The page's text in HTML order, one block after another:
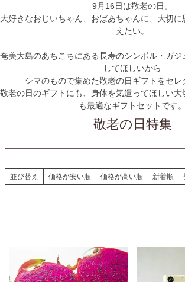
9月16日は敬老の日。
大好きなおじいちゃん、おばあちゃんに、大切
えたい。
奄美大島のあちこちにある長寿のシンボル・ガジ
してほしいから
シマのもので集めた敬老の日ギフトをセレ
敬老の日のギフトにも、身体を気遣ってほしい
も最適なギフトセットです。
敬老の日特集
並び替え 価格が安い順 価格が高い順 新着順